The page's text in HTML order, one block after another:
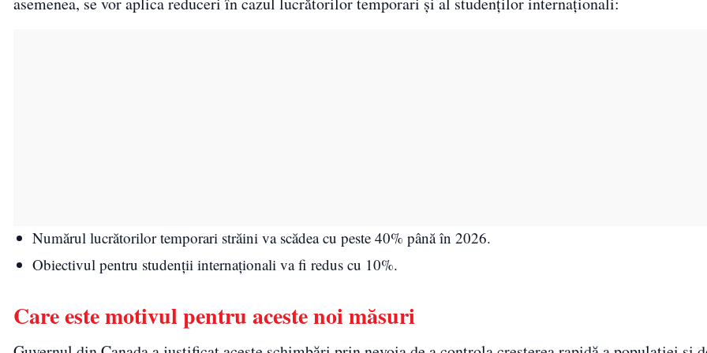
Numărul lucrătorilor temporari străini va scădea cu peste 40% până în 2026.
Obiectivul pentru studenții internaționali va fi redus cu 10%.
Care este motivul pentru aceste noi măsuri